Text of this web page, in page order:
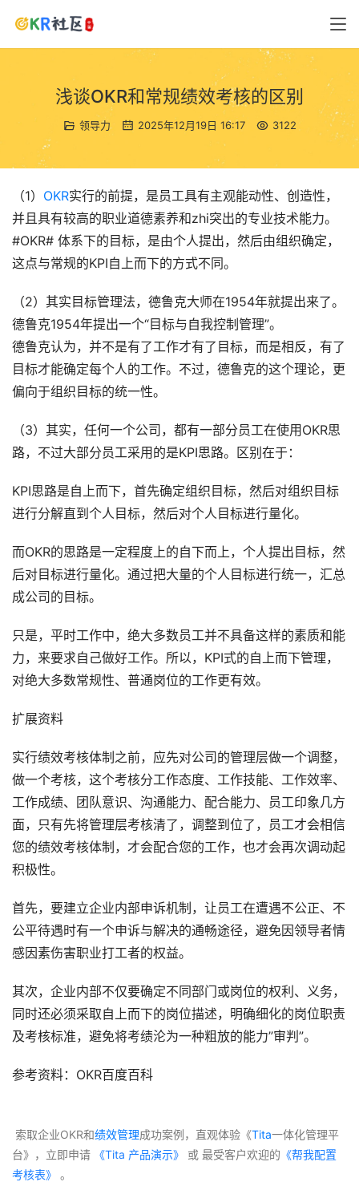
浅谈OKR和常规绩效考核的区别
领导力 2025年12月19日 16:17 3122
（1） OKR实行的前提，是员工具有主观能动性、创造性，
并且具有较高的职业道德素养和zhi突出的专业技术能力。
#OKR# 体系下的目标，是由个人提出，然后由组织确定，
这点与常规的KPI自上而下的方式不同。
（2）其实目标管理法，德鲁克大师在1954年就提出来了。
德鲁克1954年提出一个“目标与自我控制管理”。
德鲁克认为，并不是有了工作才有了目标，而是相反，有了
目标才能确定每个人的工作。不过，德鲁克的这个理论，更
偏向于组织目标的统一性。
（3）其实，任何一个公司，都有一部分员工在使用OKR思
路，不过大部分员工采用的是KPI思路。区别在于：
KPI思路是自上而下，首先确定组织目标，然后对组织目标
进行分解直到个人目标，然后对个人目标进行量化。
而OKR的思路是一定程度上的自下而上，个人提出目标，然
后对目标进行量化。通过把大量的个人目标进行统一，汇总
成公司的目标。
只是，平时工作中，绝大多数员工并不具备这样的素质和能
力，来要求自己做好工作。所以，KPI式的自上而下管理，
对绝大多数常规性、普通岗位的工作更有效。
扩展资料
实行绩效考核体制之前，应先对公司的管理层做一个调整，
做一个考核，这个考核分工作态度、工作技能、工作效率、
工作成绩、团队意识、沟通能力、配合能力、员工印象几方
面，只有先将管理层考核清了，调整到位了，员工才会相信
您的绩效考核体制，才会配合您的工作，也才会再次调动起
积极性。
首先，要建立企业内部申诉机制，让员工在遭遇不公正、不
公平待遇时有一个申诉与解决的通畅途径，避免因领导者情
感因素伤害职业打工者的权益。
其次，企业内部不仅要确定不同部门或岗位的权利、义务，
同时还必须采取自上而下的岗位描述，明确细化的岗位职责
及考核标准，避免将考绩沦为一种粗放的能力”审判”。
参考资料：OKR百度百科
索取企业OKR和绩效管理成功案例，直观体验《Tita一体化管理平
台》，立即申请 《Tita 产品演示》 或 最受客户欢迎的 《帮我配置
考核表》
。